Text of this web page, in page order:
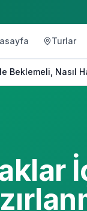
Turlar
Beklemeli, Nasıl